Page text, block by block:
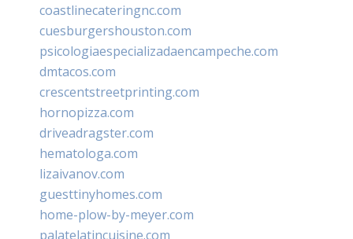
coastlinecateringnc.com
cuesburgershouston.com
psicologiaespecializadaencampeche.com
dmtacos.com
crescentstreetprinting.com
hornopizza.com
driveadragster.com
hematologa.com
lizaivanov.com
guesttinyhomes.com
home-plow-by-meyer.com
palatelatincuisine.com